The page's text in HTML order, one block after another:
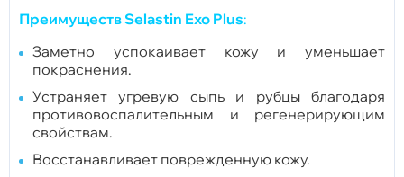
Преимуществ Selastin Exo Plus:
Заметно успокаивает кожу и уменьшает
покраснения.
Устраняет угревую сыпь и рубцы благодаря
противовоспалительным и регенерирующим
свойствам.
Восстанавливает поврежденную кожу.